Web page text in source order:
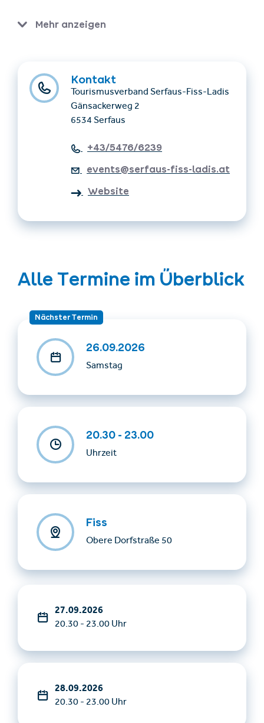
Kontakt
Tourismusverband Serfaus-Fiss-Ladis
Gänsackerweg 2
6534 Serfaus
+43/5476/6239
events@serfaus-fiss-ladis.at
Website
Jetzt das Programm entdecken.
Mehr anzeigen
Alle Termine im Überblick
Nächster Termin
26.09.2026
Samstag
20.30 - 23.00
Uhrzeit
Fiss
Obere Dorfstraße 50
27.09.2026
20.30 - 23.00 Uhr
28.09.2026
20.30 - 23.00 Uhr